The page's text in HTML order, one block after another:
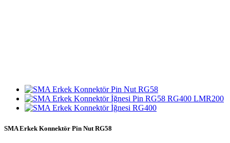
SMA Erkek Konnektör Pin Nut RG58